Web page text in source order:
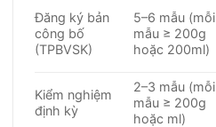
Đăng ký bản
công bố
(TPBVSK)
5–6 mẫu (mỗi
mẫu ≥ 200g
hoặc 200ml)
Kiểm nghiệm
định kỳ
2–3 mẫu (mỗi
mẫu ≥ 200g
hoặc ml)